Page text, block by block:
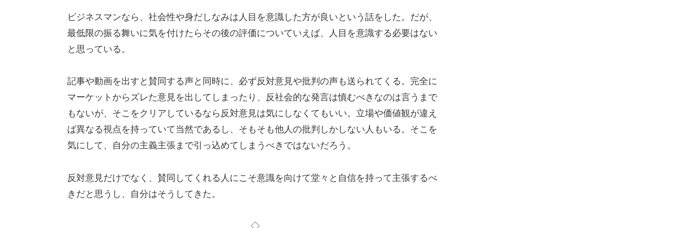
ビジネスマンなら、社会性や身だしなみは人目を意識した方が良いという話をした。だが、
最低限の振る舞いに気を付けたらその後の評価についていえば、人目を意識する必要はない
と思っている。
記事や動画を出すと賛同する声と同時に、必ず反対意見や批判の声も送られてくる。完全に
マーケットからズレた意見を出してしまったり、反社会的な発言は慎むべきなのは言うまで
もないが、そこをクリアしているなら反対意見は気にしなくてもいい。立場や価値観が違え
ば異なる視点を持っていて当然であるし、そもそも他人の批判しかしない人もいる。そこを
気にして、自分の主義主張まで引っ込めてしまうべきではないだろう。
反対意見だけでなく、賛同してくれる人にこそ意識を向けて堂々と自信を持って主張するべ
きだと思うし、自分はそうしてきた。